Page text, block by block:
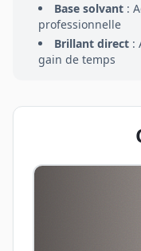
Base solvant :
professionnelle
Brillant direct :
gain de temps